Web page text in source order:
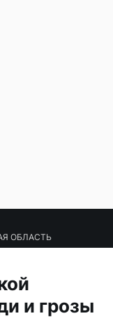
ОБЛАСТЬ
и грозы